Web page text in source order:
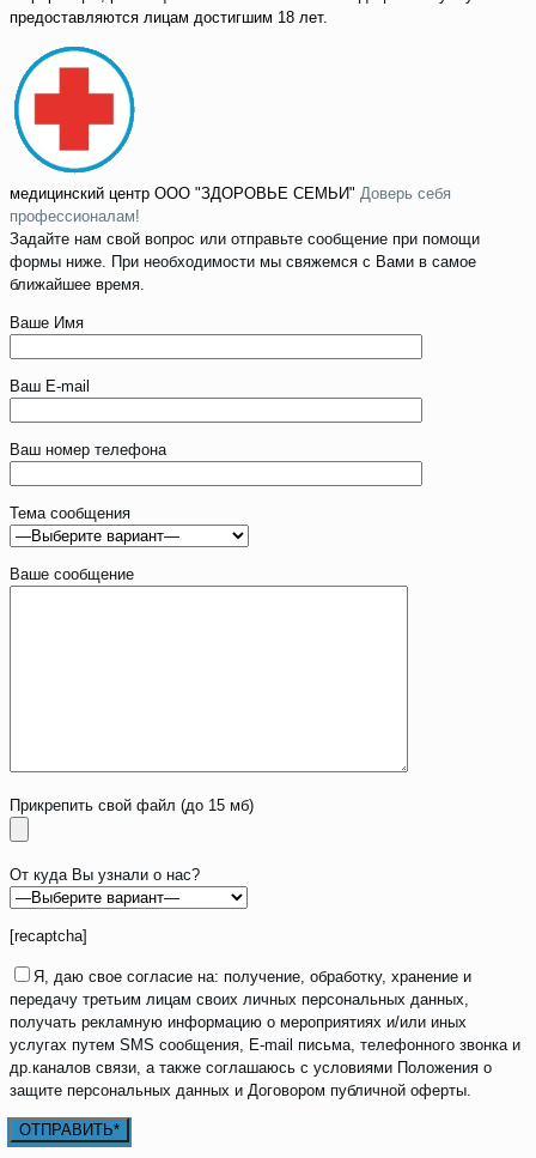
предоставляются лицам достигшим 18 лет.
медицинский центр ООО "ЗДОРОВЬЕ СЕМЬИ" Доверь себя
профессионалам!
Задайте нам свой вопрос или отправьте сообщение при помощи
формы ниже. При необходимости мы свяжемся с Вами в самое
ближайшее время.
Ваше Имя
Ваш E-mail
Ваш номер телефона
Тема сообщения
Ваше сообщение
Прикрепить свой файл (до 15 мб)
От куда Вы узнали о нас?
[recaptcha]
Я, даю свое согласие на: получение, обработку, хранение и
передачу третьим лицам своих личных персональных данных,
получать рекламную информацию о мероприятиях и/или иных
услугах путем SMS сообщения, E-mail письма, телефонного звонка и
др.каналов связи, а также соглашаюсь с условиями Положения о
защите персональных данных и Договором публичной оферты.